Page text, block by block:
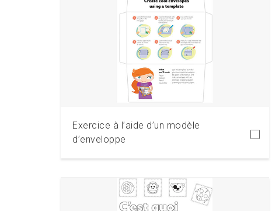
Télécharger
Exercice à l’aide d’un modèle
d’enveloppe